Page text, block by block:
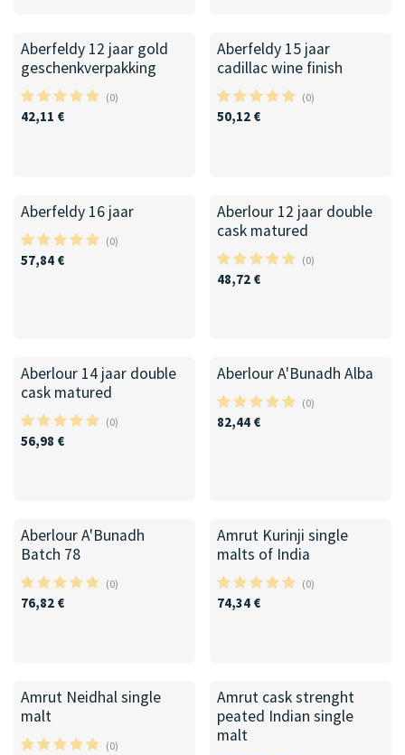
Aberfeldy 12 jaar gold
geschenkverpakking
(0)
42,11 €
Aberfeldy 15 jaar
cadillac wine finish
(0)
50,12€
Aberfeldy 16 jaar
(0)
57,84 €
Aberlour 12 jaar double
cask matured
(0)
48,72€
Aberlour 14 jaar double
cask matured
(0)
56,98 €
Aberlour A'Bunadh Alba
(0)
82,44€
Aberlour A'Bunadh
Batch 78
(0)
76,82 €
Amrut Kurinji single
malts of India
(0)
74,34€
Amrut Neidhal single
malt
(0)
Amrut cask strenght
peated Indian single
malt